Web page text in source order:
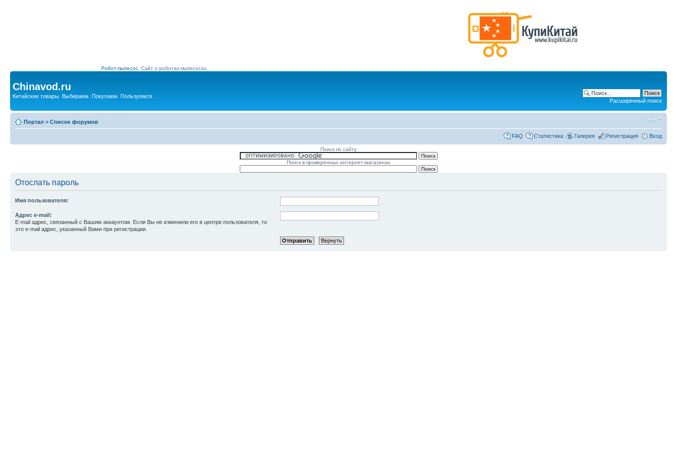
Робот-пылесос. Сайт о роботах-пылесосах.
Chinavod.ru
Китайские товары. Выбираем. Покупаем. Пользуемся.
Расширенный поиск
Портал » Список форумов
FAQ Статистика Галерея Регистрация Вход
Поиск по сайту
Поиск в проверенных интернет-магазинах
Отослать пароль
Имя пользователя:
Адрес e-mail:
E-mail адрес, связанный с Вашим аккаунтом. Если Вы не изменили его в центре пользователя, то
это e-mail адрес, указанный Вами при регистрации.